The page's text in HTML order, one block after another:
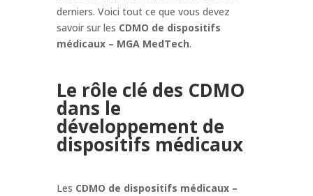
derniers. Voici tout ce que vous devez
savoir sur les CDMO de dispositifs
médicaux – MGA MedTech.
Le rôle clé des CDMO
dans le
développement de
dispositifs médicaux
Les CDMO de dispositifs médicaux –